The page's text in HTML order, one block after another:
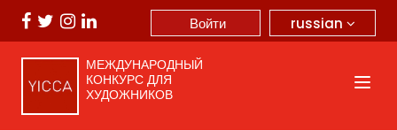
russian
Войти
МЕЖДУНАРОДНЫЙ
КОНКУРС ДЛЯ
ХУДОЖНИКОВ